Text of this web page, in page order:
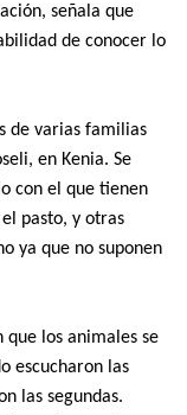
señala que
de conocer lo
de varias familias
en Kenia. Se
con el que tienen
pasto, y otras
ya que no suponen
que los animales se
escucharon las
las segundas.